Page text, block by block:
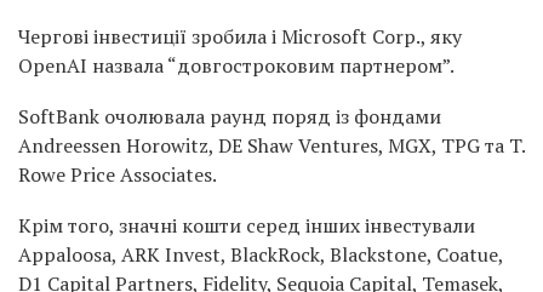
Чергові інвестиції зробила і Microsoft Corp., яку
OpenAI назвала “довгостроковим партнером”.
SoftBank очолювала раунд поряд із фондами
Andreessen Horowitz, DE Shaw Ventures, MGX, TPG та T.
Rowe Price Associates.
Крім того, значні кошти серед інших інвестували
Appaloosa, ARK Invest, BlackRock, Blackstone, Coatue,
D1 Capital Partners, Fidelity, Sequoia Capital, Temasek,